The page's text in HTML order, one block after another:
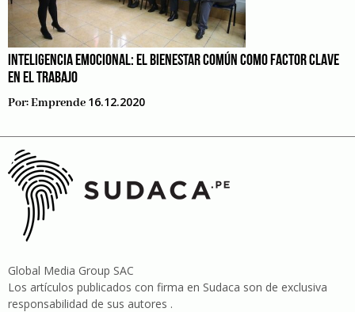
INTELIGENCIA EMOCIONAL: EL BIENESTAR COMÚN COMO FACTOR CLAVE
EN EL TRABAJO
Por:Emprende 16.12.2020
Global Media Group SAC
Los artículos publicados con firma en Sudaca son de exclusiva
responsabilidad de sus autores .